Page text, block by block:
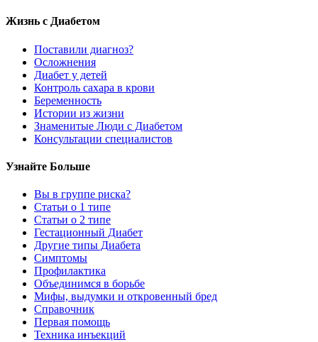
Жизнь с Диабетом
Поставили диагноз?
Осложнения
Диабет у детей
Контроль сахара в крови
Беременность
Истории из жизни
Знаменитые Люди с Диабетом
Консультации специалистов
Узнайте Больше
Вы в группе риска?
Статьи о 1 типе
Статьи о 2 типе
Гестационный Диабет
Другие типы Диабета
Симптомы
Профилактика
Объединимся в борьбе
Мифы, выдумки и откровенный бред
Справочник
Первая помощь
Техника инъекций